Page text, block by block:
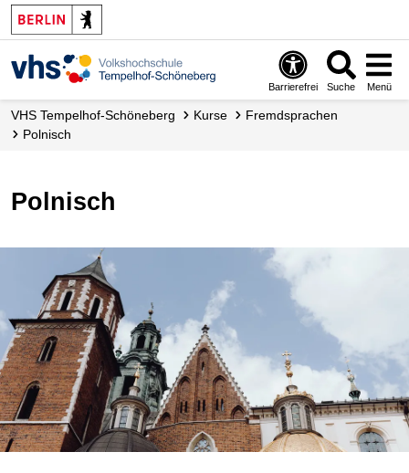
Barrierefrei Suche Menü
VHS Tempelhof-Schöneberg Kurse
Fremdsprachen
Polnisch
Polnisch